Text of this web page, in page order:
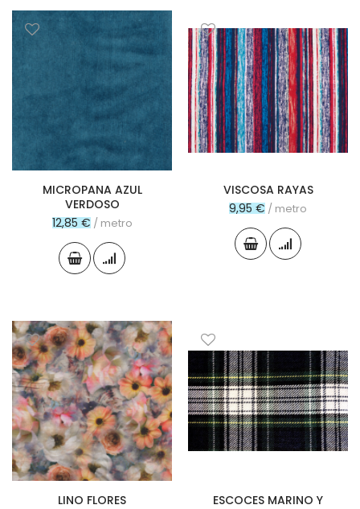
MICROPANA AZUL
VERDOSO
12,85 € / metro
VISCOSA RAYAS
9,95 € / metro
LINO FLORES
ESCOCES MARINO Y